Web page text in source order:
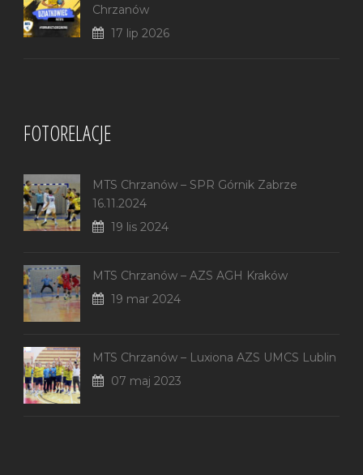
Chrzanów
17 lip 2026
FOTORELACJE
MTS Chrzanów – SPR Górnik Zabrze
16.11.2024
19 lis 2024
MTS Chrzanów – AZS AGH Kraków
19 mar 2024
MTS Chrzanów – Luxiona AZS UMCS Lublin
07 maj 2023